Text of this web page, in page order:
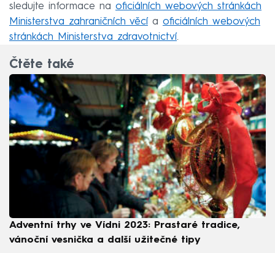
sledujte informace na oficiálních webových stránkách
Ministerstva zahraničních věcí a oficiálních webových
stránkách Ministerstva zdravotnictví.
Čtěte také
Adventní trhy ve Vídni 2023: Prastaré tradice,
vánoční vesnička a další užitečné tipy